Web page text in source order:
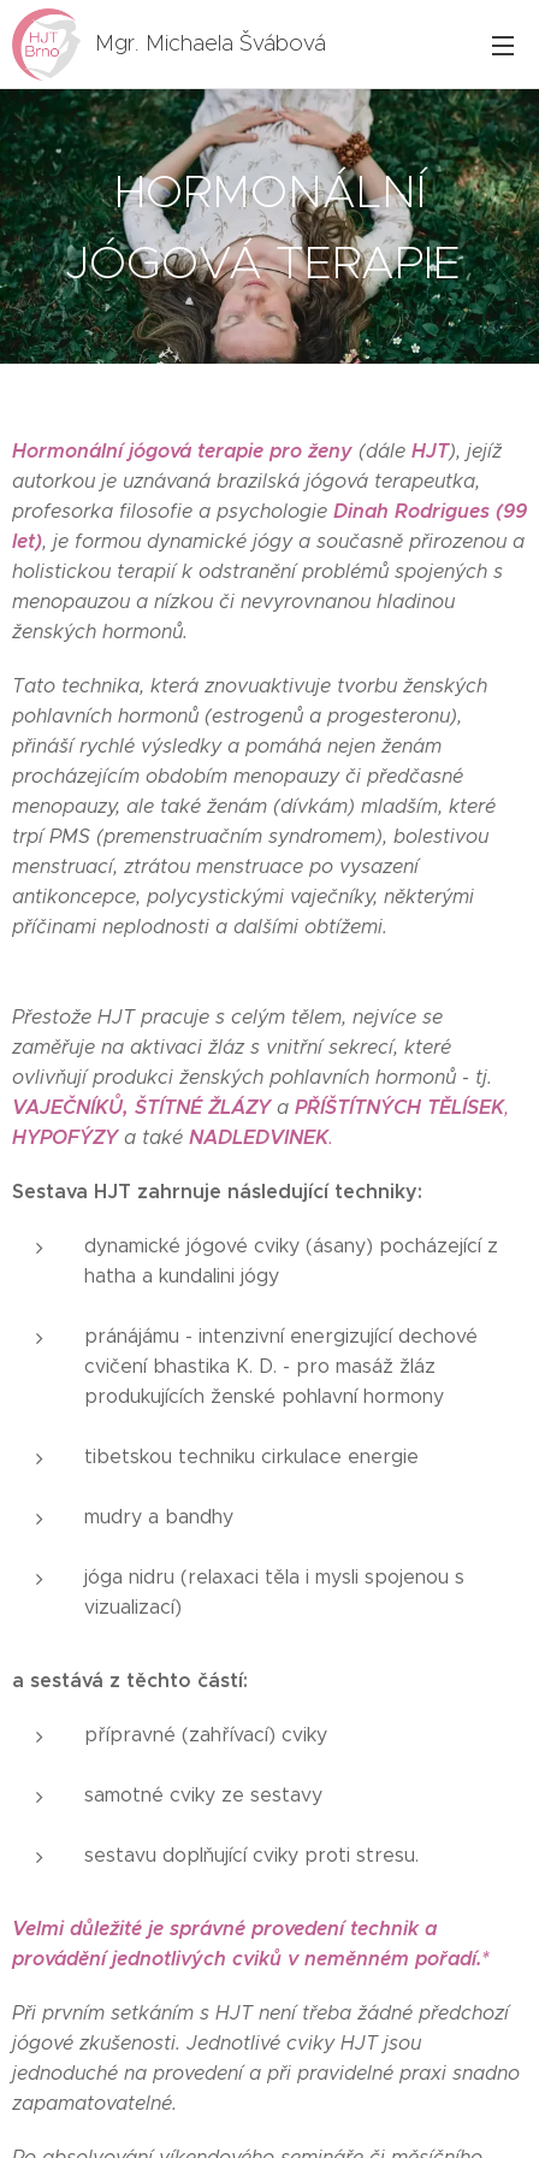
Mgr. Michaela Švábová
HORMONÁLNÍ
JÓGOVÁ TERAPIE
Hormonální jógová terapie pro ženy (dále HJT), jejíž
autorkou je uznávaná brazilská jógová terapeutka,
profesorka filosofie a psychologie Dinah Rodrigues (99
let), je formou dynamické jógy a současně přirozenou a
holistickou terapií k odstranění problémů spojených s
menopauzou a nízkou či nevyrovnanou hladinou
ženských hormonů.
Tato technika, která znovuaktivuje tvorbu ženských
pohlavních hormonů (estrogenů a progesteronu),
přináší rychlé výsledky a pomáhá nejen ženám
procházejícím obdobím menopauzy či předčasné
menopauzy, ale také ženám (dívkám) mladším, které
trpí PMS (premenstruačním syndromem), bolestivou
menstruací, ztrátou menstruace po vysazení
antikoncepce, polycystickými vaječníky, některými
příčinami neplodnosti a dalšími obtížemi.
Přestože HJT pracuje s celým tělem, nejvíce se
zaměřuje na aktivaci žláz s vnitřní sekrecí, které
ovlivňují produkci ženských pohlavních hormonů - tj.
VAJEČNÍKŮ, ŠTÍTNÉ ŽLÁZYa PŘÍŠTÍTNÝCH TĚLÍSEK,
HYPOFÝZYa také NADLEDVINEK.
Sestava HJT zahrnuje následující techniky:
dynamické jógové cviky (ásany) pocházející z
hatha a kundalini jógy
pránájámu - intenzivní energizující dechové
cvičení bhastika K. D. - pro masáž žláz
produkujících ženské pohlavní hormony
tibetskou techniku cirkulace energie
mudry a bandhy
jóga nidru (relaxaci těla i mysli spojenou s
vizualizací)
a sestává z těchto částí:
přípravné (zahřívací) cviky
samotné cviky ze sestavy
sestavu doplňující cviky proti stresu.
Velmi důležité je správné provedení technik a
provádění jednotlivých cviků v neměnném pořadí.*
Při prvním setkáním s HJT není třeba žádné předchozí
jógové zkušenosti. Jednotlivé cviky HJT jsou
jednoduché na provedení a při pravidelné praxi snadno
zapamatovatelné.